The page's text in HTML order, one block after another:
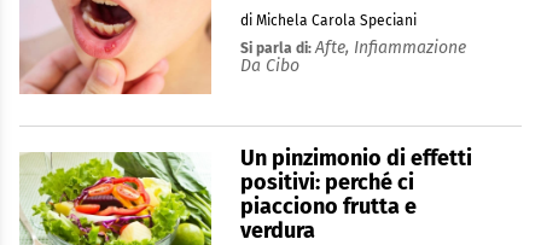
di Michela Carola Speciani
Si parla di:Afte, Infiammazione
Da Cibo
Un pinzimonio di effetti
positivi: perché ci
piacciono frutta e
verdura